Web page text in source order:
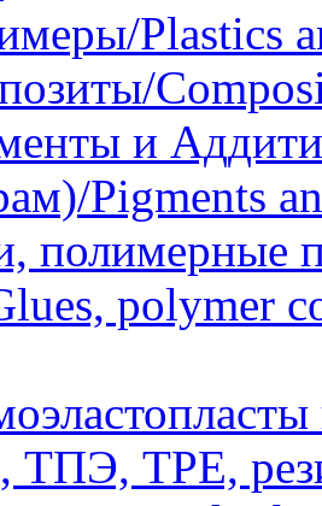
Plastics
и
Pigments
polymer
ТПЭ, TPE,